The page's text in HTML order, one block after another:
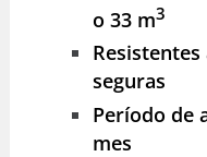
o 33 m3
seguras
Período de
mes